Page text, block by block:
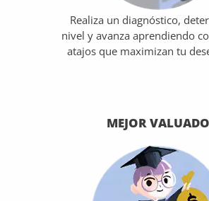
Realiza un diagnóstico,
nivel y avanza aprendiendo
atajos que maximizan tu
MEJOR VALUADO